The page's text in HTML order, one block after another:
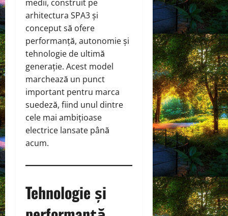
medii, construit pe
arhitectura SPA3 și
conceput să ofere
performanță, autonomie și
tehnologie de ultimă
generație. Acest model
marchează un punct
important pentru marca
suedeză, fiind unul dintre
cele mai ambițioase
electrice lansate până
acum.
Tehnologie și